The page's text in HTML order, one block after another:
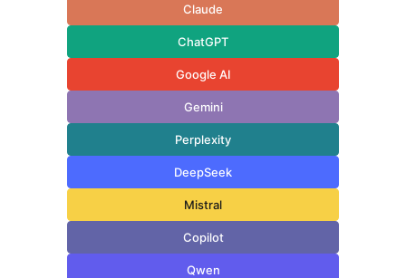
Claude
ChatGPT
Google AI
Gemini
Perplexity
DeepSeek
Mistral
Copilot
Qwen